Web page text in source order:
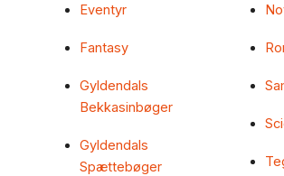
Eventyr
Fantasy
Gyldendals
Bekkasinbøger
Gyldendals
Spættebøger